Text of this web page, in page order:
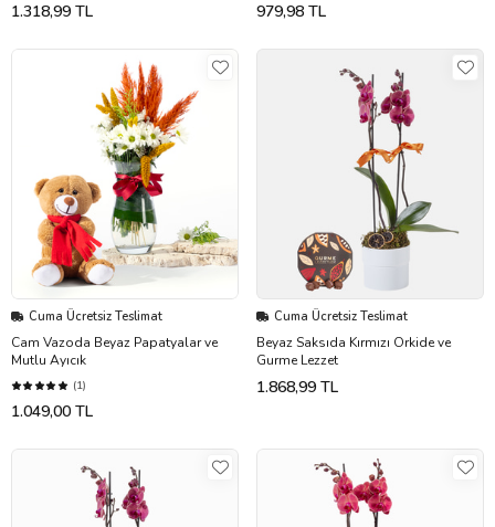
1.318,99 TL 979,98 TL
Cuma Ücretsiz Teslimat
Cam Vazoda Beyaz Papatyalar ve
Mutlu Ayıcık
(1)
1.049,00 TL
Cuma Ücretsiz Teslimat
Beyaz Saksıda Kırmızı Orkide ve
Gurme Lezzet
1.868,99 TL